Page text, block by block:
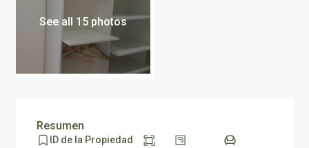
See all 15 photos
Resumen
ID de la Propiedad